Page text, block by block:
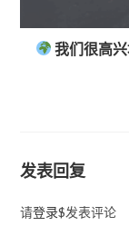
我们很高
发表回复
请登录$发表评论